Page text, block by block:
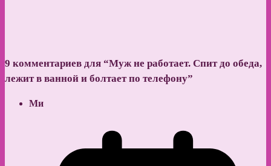
9 комментариев для “Муж не работает. Спит до обеда,
лежит в ванной и болтает по телефону”
Ми